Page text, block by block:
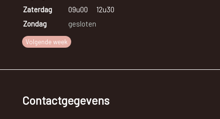
Zaterdag
09u00
12u30
Zondag
gesloten
Volgende week
Contactgegevens